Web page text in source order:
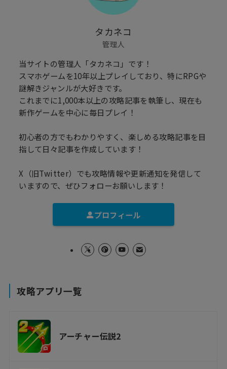
タカネコ
管理人
当サイトの管理人「タカネコ」です！
スマホゲームを10年以上プレイしており、特にRPGや
謎解きジャンルが大好きです。
これまでに1,000本以上の攻略記事を執筆し、現在も
新作ゲームを中心に毎日プレイ！
初心者の方でもわかりやすく、楽しめる攻略記事を目
指して日々記事を作成しています！
X（旧Twitter）でも攻略情報や更新通知を発信して
いますので、ぜひフォローお願いします！
プロフィール
攻略アプリ一覧
アーチャー伝説2